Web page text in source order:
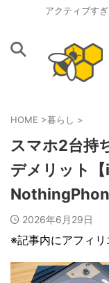
アクティブす
HOME >暮らし >
スマホ2台持
デメリット
2026年6月29日
※記事内にアフィリ